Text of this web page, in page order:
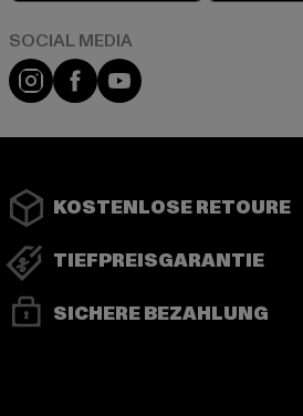
Instagram
FacebookYouTube
KOSTENLOSE RETOURE
TIEFPREISGARANTIE
SICHERE BEZAHLUNG